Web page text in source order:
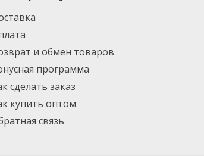
оформления заказа. Доставим по Санкт-
минимальный заказ 1500 руб.
и обмен товаров
программа
сделать заказ
купить оптом
связь